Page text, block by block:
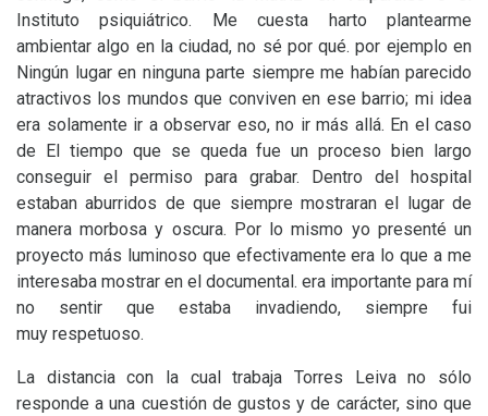
Instituto psiquiátrico. Me cuesta harto plantearme
ambientar algo en la ciudad, no sé por qué. por ejemplo en
Ningún lugar en ninguna parte siempre me habían parecido
atractivos los mundos que conviven en ese barrio; mi idea
era solamente ir a observar eso, no ir más allá. En el caso
de El tiempo que se queda fue un proceso bien largo
conseguir el permiso para grabar. Dentro del hospital
estaban aburridos de que siempre mostraran el lugar de
manera morbosa y oscura. Por lo mismo yo presenté un
proyecto más luminoso que efectivamente era lo que a me
interesaba mostrar en el documental. era importante para mí
no sentir que estaba invadiendo, siempre fui
muy respetuoso.
La distancia con la cual trabaja Torres Leiva no sólo
responde a una cuestión de gustos y de carácter, sino que